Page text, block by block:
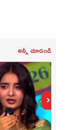
అన్నీ చూడండి